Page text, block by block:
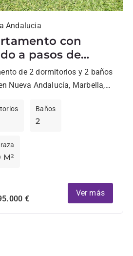
Andalucia
con
a pasos de
en Nueva
de 2 dormitorios y 2 baños
Nueva Andalucía, Marbella,
2
Baños
M²
€
Ver más